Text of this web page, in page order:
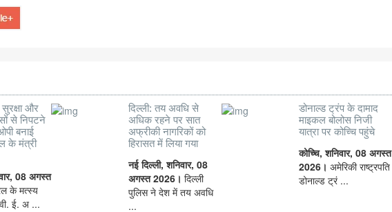
और
से निपटने
बनाई
के मंत्री
08 अगस्त
के मत्स्य
ई. अ ...
दिल्ली: तय अवधि से
अधिक रहने पर सात
अफ्रीकी नागरिकों को
हिरासत में लिया गया
नई दिल्ली, शनिवार, 08
अगस्त 2026।दिल्ली
पुलिस ने देश में तय अवधि
...
डोनाल्ड ट्रंप के दामाद
माइकल बोलोस निजी
यात्रा पर कोच्चि पहुंचे
कोच्चि, शनिवार, 08 अगस्त
2026। अमेरिकी राष्ट्रपति
डोनाल्ड ट्रं ...